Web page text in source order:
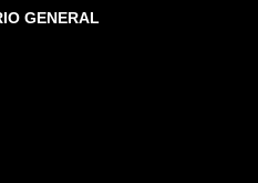
GENERAL